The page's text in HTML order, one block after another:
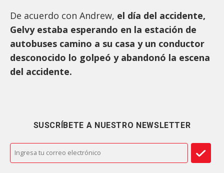
De acuerdo con Andrew, el día del accidente,
Gelvy estaba esperando en la estación de
autobuses camino a su casa y un conductor
desconocido lo golpeó y abandonó la escena
del accidente.
SUSCRÍBETE A NUESTRO NEWSLETTER